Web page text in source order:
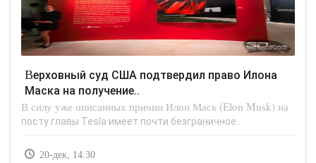
Верховный суд США подтвердил право Илона
Маска на получение..
В силу уже описанных причин Илон Маск (Elon Musk) на
посту главы Tesla имеет почти безграничное..
20-дек, 14:30